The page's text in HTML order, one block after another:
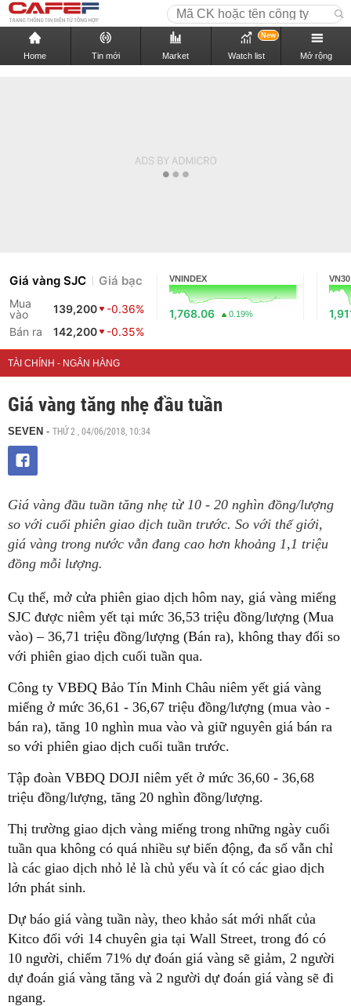
Home Tin mới Market Watch list
New
Mở rộng
Giá vàng SJC Giá bạc
Mua
vào
139,200
-0.36%
Bán ra
142,200 -0.35%
VNINDEX
1,768.06 0.19%
VN30
TÀI CHÍNH - NGÂN HÀNG
Giá vàng tăng nhẹ đầu tuần
SEVEN - THỨ 2 , 04/06/2018, 10:34
Giá vàng đầu tuần tăng nhẹ từ 10 - 20 nghìn đồng/lượng
so với cuối phiên giao dịch tuần trước. So với thế giới,
giá vàng trong nước vẫn đang cao hơn khoảng 1,1 triệu
đồng mỗi lượng.
Cụ thể, mở cửa phiên giao dịch hôm nay, giá vàng miếng
SJC được niêm yết tại mức 36,53 triệu đồng/lượng (Mua
vào) – 36,71 triệu đồng/lượng (Bán ra), không thay đổi so
với phiên giao dịch cuối tuần qua.
Công ty VBĐQ Bảo Tín Minh Châu niêm yết giá vàng
miếng ở mức 36,61 - 36,67 triệu đồng/lượng (mua vào -
bán ra), tăng 10 nghìn mua vào và giữ nguyên giá bán ra
so với phiên giao dịch cuối tuần trước.
Tập đoàn VBĐQ DOJI niêm yết ở mức 36,60 - 36,68
triệu đồng/lượng, tăng 20 nghìn đồng/lượng.
Thị trường giao dịch vàng miếng trong những ngày cuối
tuần qua không có quá nhiều sự biến động, đa số vẫn chỉ
là các giao dịch nhỏ lẻ là chủ yếu và ít có các giao dịch
lớn phát sinh.
Dự báo giá vàng tuần này, theo khảo sát mới nhất của
Kitco đối với 14 chuyên gia tại Wall Street, trong đó có
10 người, chiếm 71% dự đoán giá vàng sẽ giảm, 2 người
dự đoán giá vàng tăng và 2 người dự đoán giá vàng sẽ đi
ngang.